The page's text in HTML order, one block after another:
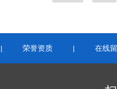
荣誉资质 | 在线